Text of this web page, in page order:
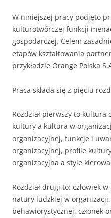
W niniejszej pracy podjęto
kulturotwórczej funkcji
gospodarczej. Celem
etapów kształtowania
przykładzie Orange Polska
Praca składa się z pięciu
Rozdział pierwszy to
kultury a kultura w
organizacyjnej, funkcje i
organizacyjnej, profile
organizacyjna a style
Rozdział drugi to: człowiek
natury ludzkiej w organizacji,
behawiorystycznej, członek